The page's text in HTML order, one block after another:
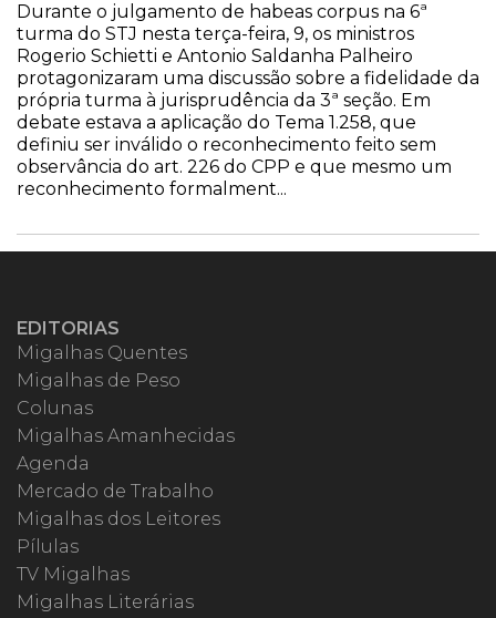
Durante o julgamento de habeas corpus na 6ª
turma do STJ nesta terça-feira, 9, os ministros
Rogerio Schietti e Antonio Saldanha Palheiro
protagonizaram uma discussão sobre a fidelidade da
própria turma à jurisprudência da 3ª seção. Em
debate estava a aplicação do Tema 1.258, que
definiu ser inválido o reconhecimento feito sem
observância do art. 226 do CPP e que mesmo um
reconhecimento formalment...
EDITORIAS
Migalhas Quentes
Migalhas de Peso
Colunas
Migalhas Amanhecidas
Agenda
Mercado de Trabalho
Migalhas dos Leitores
Pílulas
TV Migalhas
Migalhas Literárias